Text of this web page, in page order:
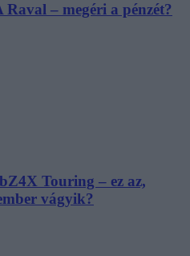
– megéri a pénzét?
Touring – ez az,
vágyik?